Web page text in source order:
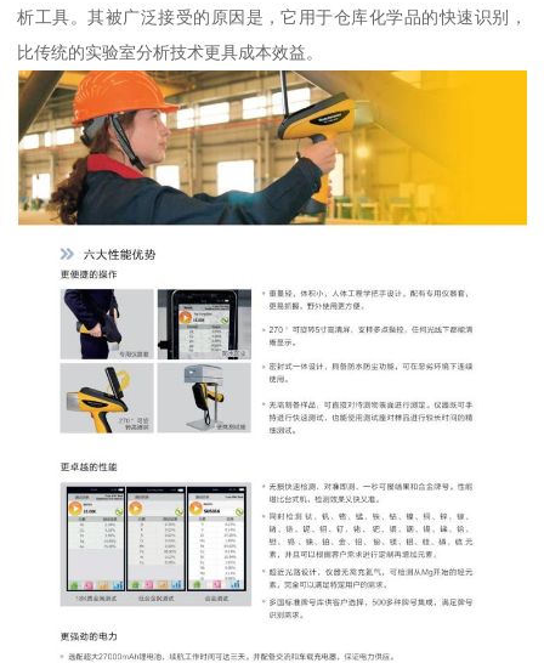
析工具。其被广泛接受的原因是，它用于仓库化学品的快速识别，
比传统的实验室分析技术更具成本效益。